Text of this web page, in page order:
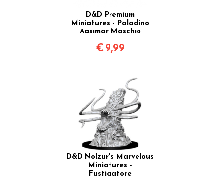
D&D Premium
Miniatures - Paladino
Aasimar Maschio
€ 9,99
D&D Nolzur's Marvelous
Miniatures -
Fustigatore